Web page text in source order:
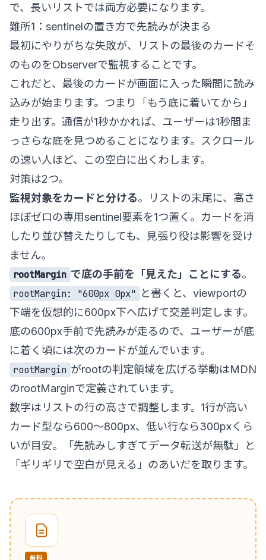
で、長いリストでは両方必要になります。
難所1：sentinelの置き方で先読みが決まる
最初にやりがちな失敗が、リストの最後のカードそ
のものをObserverで監視することです。
これだと、最後のカードが画面に入った瞬間に読み
込みが始まります。つまり「もう底に着いてから」
走り出す。通信が1秒かかれば、ユーザーは1秒間ま
っさらな底を見つめることになります。スクロール
の速い人ほど、この空白に出くわします。
対策は2つ。
監視対象をカードと分ける。リストの末尾に、高さ
ほぼゼロの専用sentinel要素を1つ置く。カードを消
したり並び替えたりしても、見張り役は影響を受け
ません。
rootMargin で底の手前を「見えた」ことにする。
rootMargin: "600px 0px" と書くと、viewportの
下端を仮想的に600px下へ広げて交差判定します。
底の600px手前で先読みが走るので、ユーザーが底
に着く頃には次のカードが並んでいます。
rootMargin がrootの判定領域を広げる挙動はMDN
のrootMarginで定義されています。
数字はリストの行の高さで調整します。1行が高い
カード型なら600〜800px、低い行なら300pxくら
いが目安。「先読みしすぎてデータ転送が無駄」と
「ギリギリで空白が見える」のあいだを取ります。
無料